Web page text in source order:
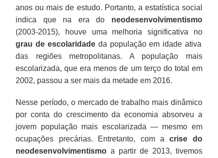
anos ou mais de estudo. Portanto, a estatística social
indica que na era do neodesenvolvimentismo
(2003-2015), houve uma melhoria significativa no
grau de escolaridadeda população em idade ativa
das regiões metropolitanas. A população mais
escolarizada, que era menos de um terço do total em
2002, passou a ser mais da metade em 2016.
Nesse período, o mercado de trabalho mais dinâmico
por conta do crescimento da economia absorveu a
jovem população mais escolarizada — mesmo em
ocupações precárias. Entretanto, com acrise do
neodesenvolvimentismo a partir de 2013, tivemos